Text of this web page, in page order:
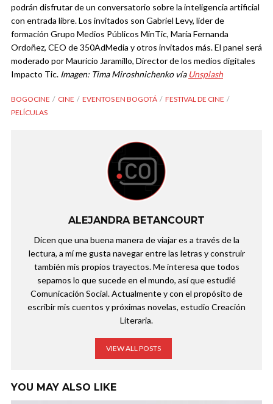
podrán disfrutar de un conversatorio sobre la inteligencia artificial
con entrada libre. Los invitados son Gabriel Levy, lider de
formación Grupo Medios Públicos MinTic, María Fernanda
Ordoñez, CEO de 350AdMedia y otros invitados más. El panel será
moderado por Mauricio Jaramillo, Director de los medios digitales
Impacto Tic. Imagen: Tima Miroshnichenko vía Unsplash
BOGOCINE CINE EVENTOS EN BOGOTÁ
FESTIVAL DE CINE
PELÍCULAS
ALEJANDRA BETANCOURT
Dicen que una buena manera de viajar es a través de la
lectura, a mí me gusta navegar entre las letras y construir
también mis propios trayectos. Me interesa que todos
sepamos lo que sucede en el mundo, así que estudié
Comunicación Social. Actualmente y con el propósito de
escribir mis cuentos y próximas novelas, estudio Creación
Literaria.
VIEW ALL POSTS
YOU MAY ALSO LIKE